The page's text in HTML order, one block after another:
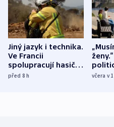
Jiný jazyk i technika.
Ve Francii
spolupracují hasiči z
různých zemí
před 8h včera v